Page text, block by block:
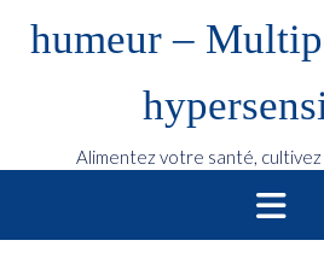
humeur –
Alimentez votre santé,